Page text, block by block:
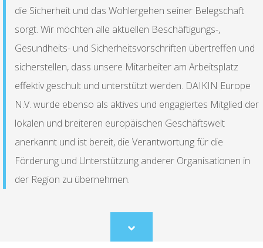
die Sicherheit und das Wohlergehen seiner Belegschaft
sorgt. Wir möchten alle aktuellen Beschäftigungs-,
Gesundheits- und Sicherheitsvorschriften übertreffen und
sicherstellen, dass unsere Mitarbeiter am Arbeitsplatz
effektiv geschult und unterstützt werden. DAIKIN Europe
N.V. wurde ebenso als aktives und engagiertes Mitglied der
lokalen und breiteren europäischen Geschäftswelt
anerkannt und ist bereit, die Verantwortung für die
Förderung und Unterstützung anderer Organisationen in
der Region zu übernehmen.
Scroll
to